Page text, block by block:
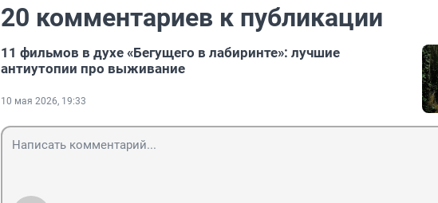
20 комментариев к публикации
11 фильмов в духе «Бегущего в лабиринте»: лучшие
антиутопии про выживание
10 мая 2026, 19:33